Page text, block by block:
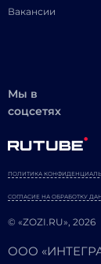
Вакансии
Мы в
соцсетях
© «ZOZI.RU», 2026
ПОЛИТИКА
СОГЛАСИЕ НА ОБРАБОТКУ
ООО